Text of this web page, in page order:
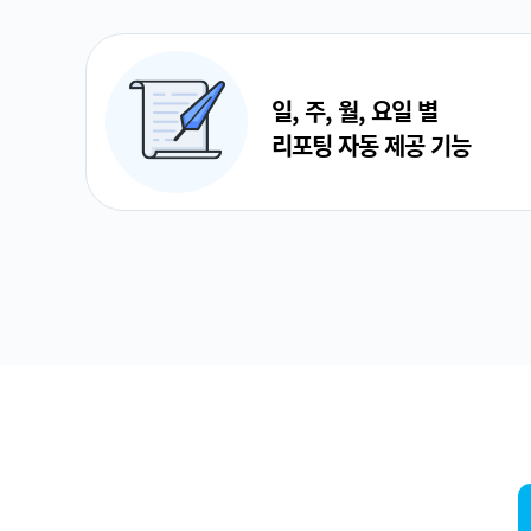
일, 주, 월, 요일 별
리포팅 자동 제공 기능